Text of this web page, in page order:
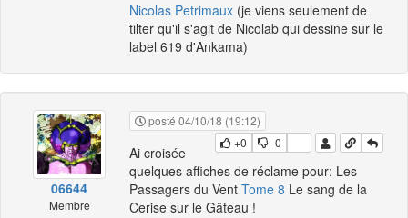
Nicolas Petrimaux (je viens seulement de
tilter qu'il s'agit de Nicolab qui dessine sur le
label 619 d'Ankama)
06644
Membre
posté 04/10/18 (19:12)
+0
-0
Ai croisée
quelques affiches de réclame pour: Les
Passagers du Vent Tome 8 Le sang de la
Cerise sur le Gâteau !